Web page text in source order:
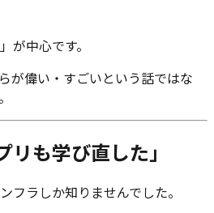
が中心です。
が偉い・すごいという話ではな
も学び直した」
フラしか知りませんでした。